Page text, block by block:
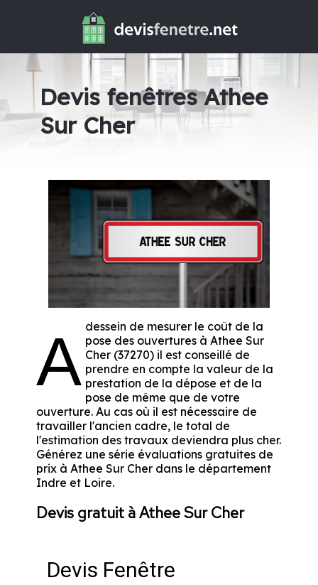
Devis fenêtres Athee
Sur Cher
A dessein de mesurer le coût de la
pose des ouvertures à Athee Sur
Cher (37270) il est conseillé de
prendre en compte la valeur de la
prestation de la dépose et de la
pose de même que de votre
ouverture. Au cas où il est nécessaire de
travailler l'ancien cadre, le total de
l'estimation des travaux deviendra plus cher.
Générez une série évaluations gratuites de
prix à Athee Sur Cher dans le département
Indre et Loire.
Devis gratuit à Athee Sur Cher
Devis Fenêtre